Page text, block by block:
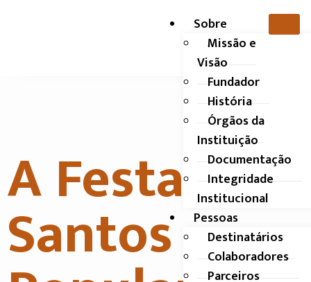
Sobre
Missão e
Visão
Fundador
História
Órgãos da
Instituição
Documentação
Integridade
Institucional
Pessoas
Destinatários
Colaboradores
Parceiros
A Festa dos
Santos